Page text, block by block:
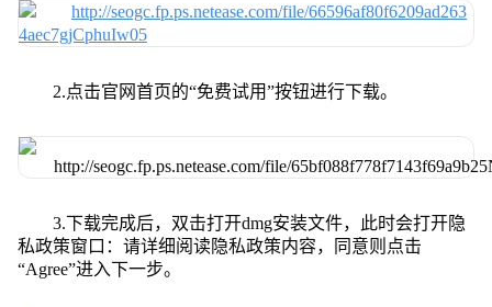
2.点击官网首页的“免费试用”按钮进行下载。
3.下载完成后，双击打开dmg安装文件，此时会打开隐
私政策窗口：请详细阅读隐私政策内容，同意则点击
“Agree”进入下一步。